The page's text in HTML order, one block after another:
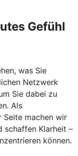
Gefühl
was Sie
Netzwerk
Sie dabei zu
Als
Seite machen wir
schaffen Klarheit –
können.